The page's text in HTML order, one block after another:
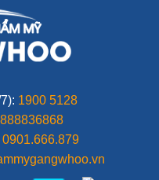
1900 5128
0901.666.879